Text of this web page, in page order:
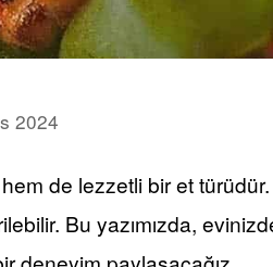
2024
de lezzetli bir et
Bu yazımızda,